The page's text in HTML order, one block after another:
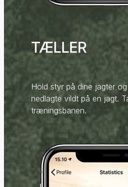
TÆLLER
Hold styr på dine jagter
nedlagte vildt på en jagt.
træningsbanen.